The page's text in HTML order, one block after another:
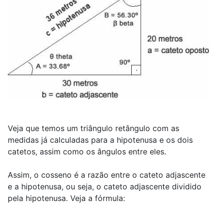
Veja que temos um triângulo retângulo com as
medidas já calculadas para a hipotenusa e os dois
catetos, assim como os ângulos entre eles.
Assim, o cosseno é a razão entre o cateto adjascente
e a hipotenusa, ou seja, o cateto adjascente dividido
pela hipotenusa. Veja a fórmula: